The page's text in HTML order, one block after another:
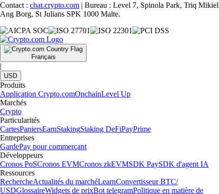
Contact : chat.crypto.com | Bureau : Level 7, Spinola Park, Triq Mikiel
Ang Borg, St Julians SPK 1000 Malte.
Français
|
USD
Produits
Application Crypto.comOnchainLevel Up
Marchés
Crypto
Particularités
CartesPaniersEarnStakingStaking DeFiPayPrime
Entreprises
GardePay pour commerçant
Développeurs
Cronos PoSCronos EVMCronos zkEVMSDK PaySDK d'agent IA
Ressources
RechercheActualités du marchéLearnConvertisseur BTC/
USDGlossaireWidgets de prixBot telegramPolitique en matière de